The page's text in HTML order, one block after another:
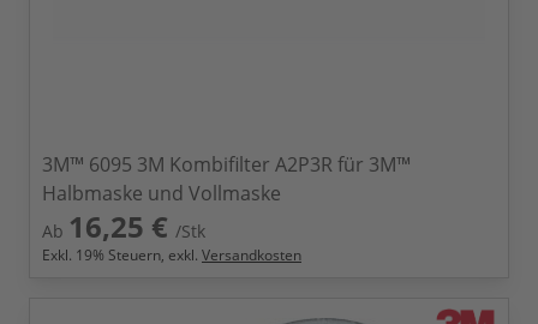
3M™ 6095 3M Kombifilter A2P3R für 3M™
Halbmaske und Vollmaske
Ab 16,25 € /Stk
Exkl. 19% Steuern, exkl. Versandkosten